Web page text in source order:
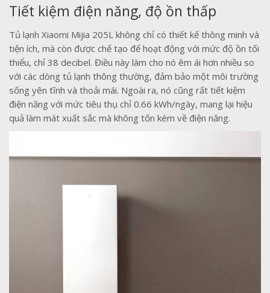
Tiết kiệm điện năng, độ ồn thấp
Tủ lạnh Xiaomi Mijia 205L không chỉ có thiết kế thông minh và
tiện ích, mà còn được chế tạo để hoạt động với mức độ ồn tối
thiểu, chỉ 38 decibel. Điều này làm cho nó êm ái hơn nhiều so
với các dòng tủ lạnh thông thường, đảm bảo một môi trường
sống yên tĩnh và thoải mái. Ngoài ra, nó cũng rất tiết kiệm
điện năng với mức tiêu thụ chỉ 0.66 kWh/ngày, mang lại hiệu
quả làm mát xuất sắc mà không tốn kém về điện năng.